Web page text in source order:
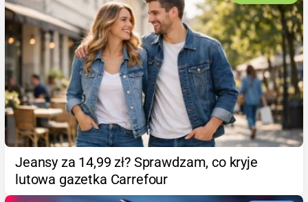
Jeansy za 14,99 zł? Sprawdzam, co kryje
lutowa gazetka Carrefour